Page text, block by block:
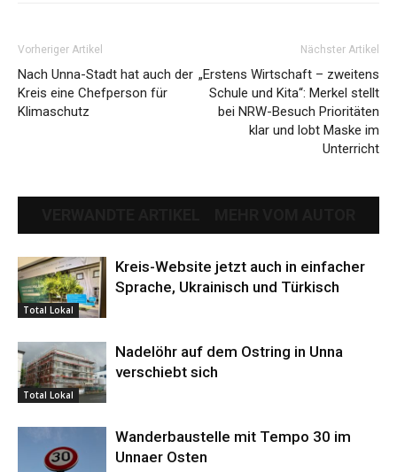
Vorheriger Artikel
Nach Unna-Stadt hat auch der
Kreis eine Chefperson für
Klimaschutz
Nächster Artikel
„Erstens Wirtschaft – zweitens
Schule und Kita“: Merkel stellt
bei NRW-Besuch Prioritäten
klar und lobt Maske im
Unterricht
Total Lokal
Kreis-Website jetzt auch in einfacher
Sprache, Ukrainisch und Türkisch
Total Lokal
Nadelöhr auf dem Ostring in Unna
verschiebt sich
Wanderbaustelle mit Tempo 30 im
Unnaer Osten